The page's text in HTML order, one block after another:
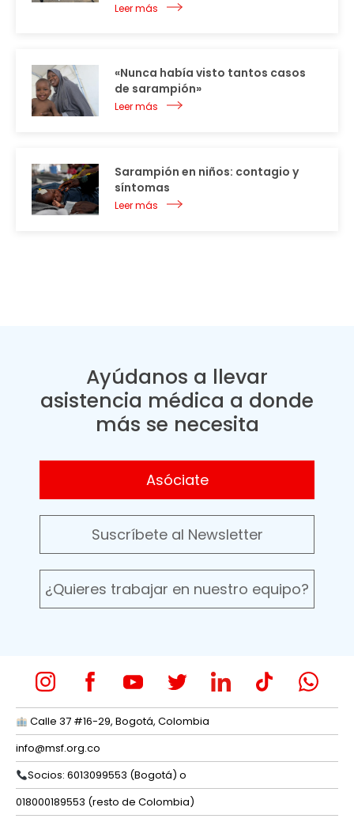
Leer más
«Nunca había visto tantos casos
de sarampión»
Leer más
Sarampión en niños: contagio y
síntomas
Leer más
Ayúdanos a llevar
asistencia médica a donde
más se necesita
Asóciate
Suscríbete al Newsletter
¿Quieres trabajar en nuestro equipo?
Calle 37 #16-29, Bogotá, Colombia
info@msf.org.co
Socios: 6013099553 (Bogotá) o
018000189553 (resto de Colombia)